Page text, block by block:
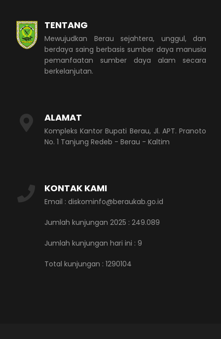
TENTANG
Mewujudkan Berau sejahtera, unggul, dan
berdaya saing berbasis sumber daya manusia
pemanfaatan sumber daya alam secara
berkelanjutan.
ALAMAT
Kompleks Kantor Bupati Berau, Jl. APT. Pranoto
No. 1 Tanjung Redeb - Berau - Kaltim
KONTAK KAMI
Email : diskominfo@beraukab.go.id
Jumlah kunjungan 2025 : 249.089
Jumlah kunjungan hari ini : 9
Total kunjungan : 1290104